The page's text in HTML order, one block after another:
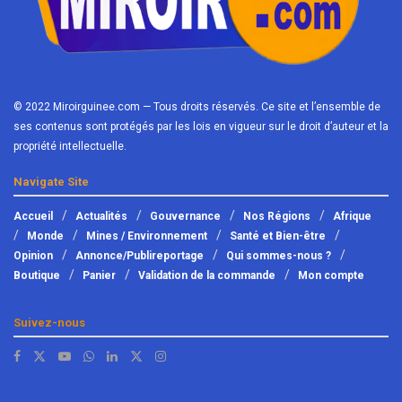
© 2022 Miroirguinee.com — Tous droits réservés. Ce site et l’ensemble de
ses contenus sont protégés par les lois en vigueur sur le droit d’auteur et la
propriété intellectuelle.
Navigate Site
Accueil Actualités Gouvernance Nos Régions
Afrique
Monde
Mines / Environnement
Santé et Bien-être
Opinion
Annonce/Publireportage
Qui sommes-nous ?
Boutique
Panier Validation de la commande Mon compte
Suivez-nous